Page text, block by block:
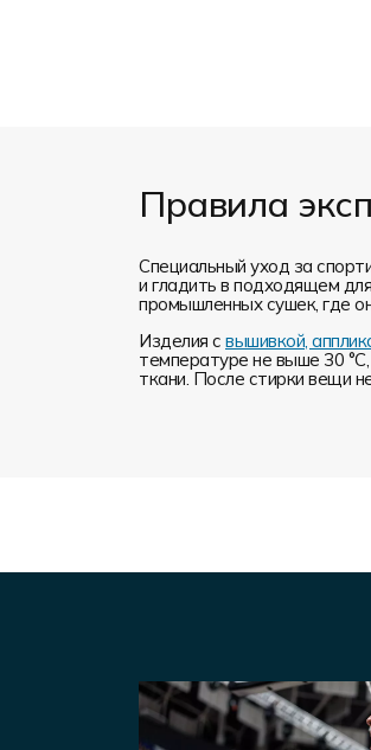
Правила
Специальный уход за
и гладить в подходящем
промышленных сушек, где
Изделия с вышивкой,
температуре не выше 30
ткани. После стирки вещи